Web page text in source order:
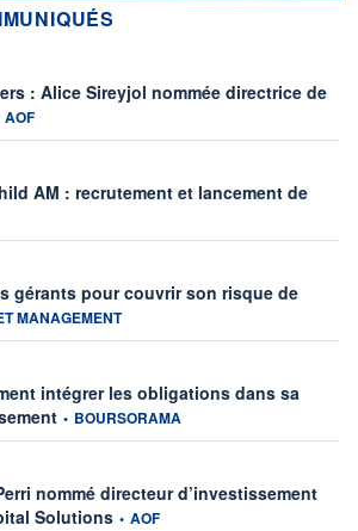
: Alice Sireyjol nommée directrice de
fournie par
AOF
AM : recrutement et lancement de
fournie par
gérants pour couvrir son risque de
par
MANAGEMENT
intégrer les obligations dans sa
information fournie par
• BOURSORAMA
nommé directeur d’investissement
Solutions information fournie par
• AOF